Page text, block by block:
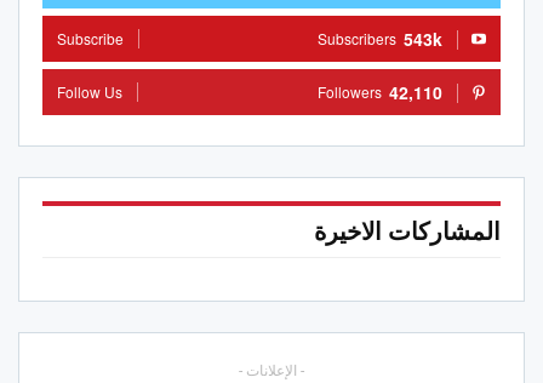
543k
Subscribers
Subscribe
42,110
Followers
Follow Us
المشاركات الاخيرة
- الإعلانات -